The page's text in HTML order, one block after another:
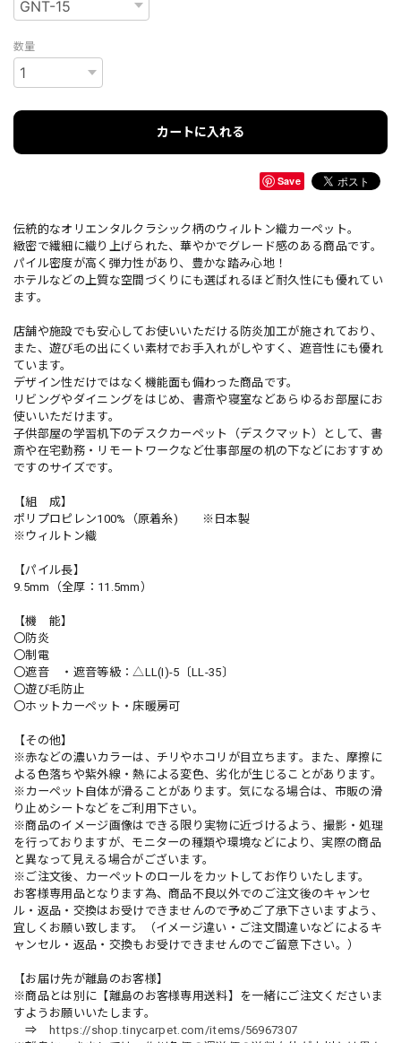
数量
カートに入れる
Save
伝統的なオリエンタルクラシック柄のウィルトン織カーペット。
緻密で繊細に織り上げられた、華やかでグレード感のある商品です。
パイル密度が高く弾力性があり、豊かな踏み心地！
ホテルなどの上質な空間づくりにも選ばれるほど耐久性にも優れてい
ます。
店舗や施設でも安心してお使いいただける防炎加工が施されており、
また、遊び毛の出にくい素材でお手入れがしやすく、遮音性にも優れ
ています。
デザイン性だけではなく機能面も備わった商品です。
リビングやダイニングをはじめ、書斎や寝室などあらゆるお部屋にお
使いいただけます。
子供部屋の学習机下のデスクカーペット（デスクマット）として、書
斎や在宅勤務・リモートワークなど仕事部屋の机の下などにおすすめ
ですのサイズです。
【組 成】
ポリプロピレン100%（原着糸) ※日本製
※ウィルトン織
【パイル長】
9.5mm（全厚：11.5mm）
【機 能】
〇防炎
〇制電
〇遮音 ・遮音等級：△LL(I)-5〔LL-35〕
〇遊び毛防止
〇ホットカーペット・床暖房可
【その他】
※赤などの濃いカラーは、チリやホコリが目立ちます。また、摩擦に
よる色落ちや紫外線・熱による変色、劣化が生じることがあります。
※カーペット自体が滑ることがあります。気になる場合は、市販の滑
り止めシートなどをご利用下さい。
※商品のイメージ画像はできる限り実物に近づけるよう、撮影・処理
を行っておりますが、モニターの種類や環境などにより、実際の商品
と異なって見える場合がございます。
※ご注文後、カーペットのロールをカットしてお作りいたします。
お客様専用品となります為、商品不良以外でのご注文後のキャンセ
ル・返品・交換はお受けできませんので予めご了承下さいますよう、
宜しくお願い致します。（イメージ違い・ご注文間違いなどによるキ
ャンセル・返品・交換もお受けできませんのでご留意下さい。）
【お届け先が離島のお客様】
※商品とは別に【離島のお客様専用送料】を一緒にご注文くださいま
すようお願いいたします。
⇒
https://shop.tinycarpet.com/items/56967307